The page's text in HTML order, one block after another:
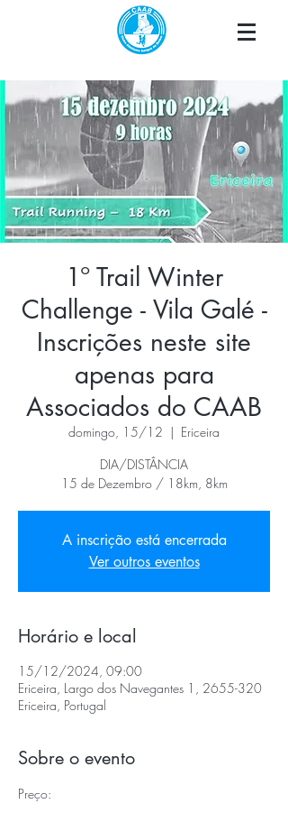
1º Trail Winter
Challenge - Vila Galé -
Inscrições neste site
apenas para
Associados do CAAB
domingo, 15/12
  |
Ericeira
DIA/DISTÂNCIA
15 de Dezembro / 18km, 8km
A inscrição está encerrada
Ver outros eventos
Horário e local
15/12/2024, 09:00
Ericeira, Largo dos Navegantes 1, 2655-320
Ericeira, Portugal
Sobre o evento
Preço: